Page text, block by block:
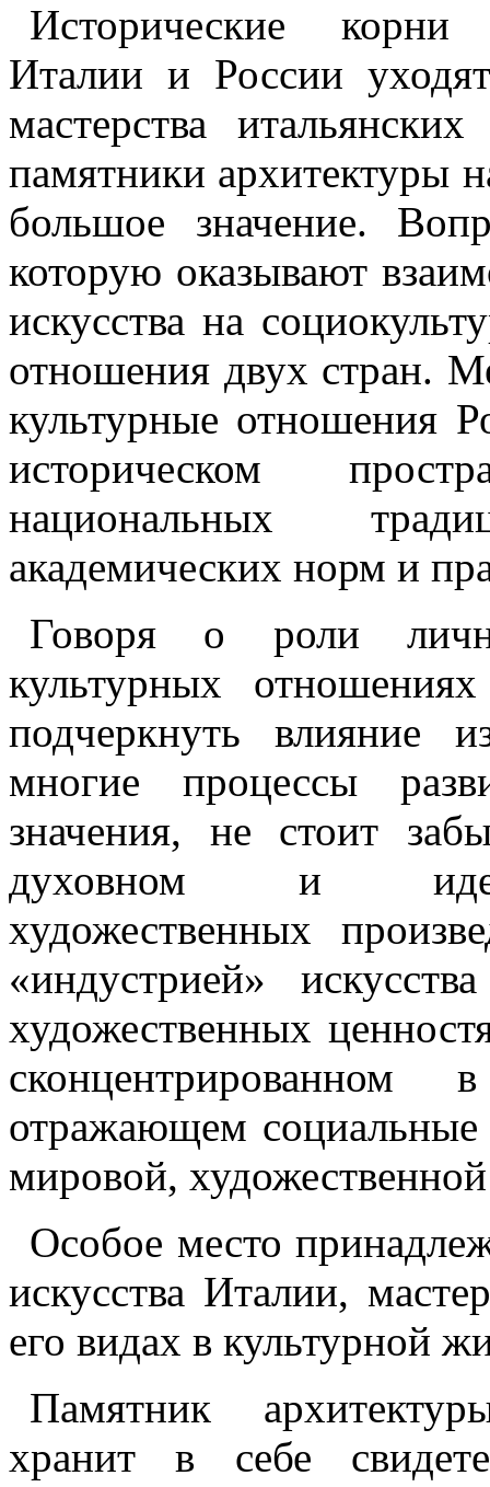
Исторические
Италии и России
мастерства
памятники архитектуры
большое значение.
которую оказывают
искусства на
отношения двух стран.
культурные отношения
историческом
национальных
академических норм и
Говоря о роли
культурных
подчеркнуть влияние
многие процессы
значения, не стоит
духовном и
художественных
«индустрией»
художественных
сконцентрированном
отражающем социальные
мировой,
Особое место
искусства Италии,
его видах в культурной
Памятник
хранит в себе